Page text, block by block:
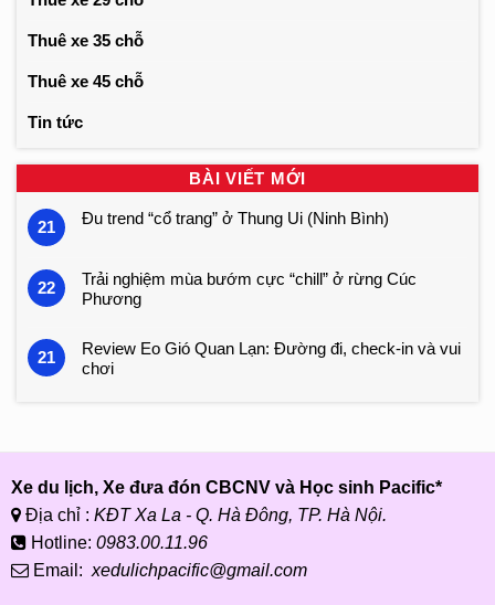
Thuê xe 35 chỗ
Thuê xe 45 chỗ
Tin tức
BÀI VIẾT MỚI
21 Đu trend “cổ trang” ở Thung Ui (Ninh Bình)
22
Trải nghiệm mùa bướm cực “chill” ở rừng Cúc
Phương
21
Review Eo Gió Quan Lạn: Đường đi, check-in và vui
chơi
Xe du lịch, Xe đưa đón CBCNV và Học sinh Pacific*
Địa chỉ : KĐT Xa La - Q. Hà Đông, TP. Hà Nội.
Hotline: 0983.00.11.96
Email: xedulichpacific@gmail.com